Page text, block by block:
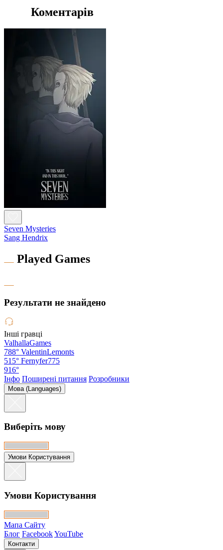
Коментарів
Seven Mysteries
Sang Hendrix
Played Games
Результати не знайдено
Інші гравці
ValhallaGames
788° ValentinLemonts
515° Fernyfer775
916°
Інфо Поширені питання Розробники
Мова (Languages)
Виберіть мову
Умови Користування
Умови Користування
Мапа Сайту
Блог FacebookYouTube
Контакти